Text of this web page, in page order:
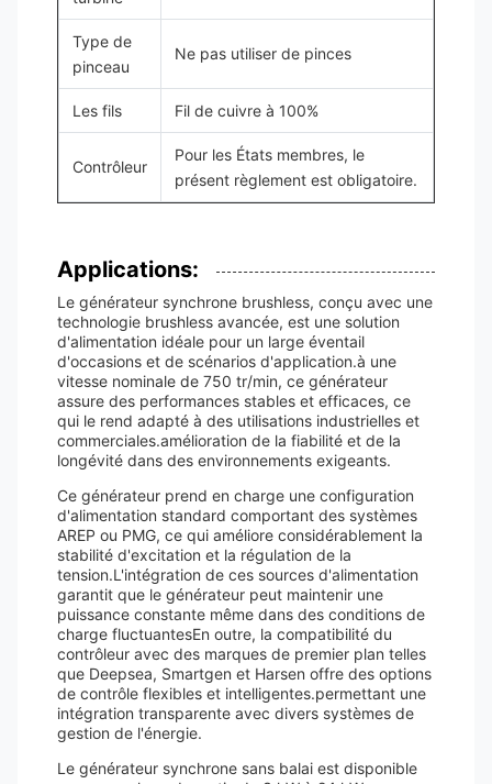
Type de
pinceau
Ne pas utiliser de pinces
Les fils Fil de cuivre à 100%
Contrôleur
Pour les États membres, le
présent règlement est obligatoire.
Applications:
Le générateur synchrone brushless, conçu avec une
technologie brushless avancée, est une solution
d'alimentation idéale pour un large éventail
d'occasions et de scénarios d'application.à une
vitesse nominale de 750 tr/min, ce générateur
assure des performances stables et efficaces, ce
qui le rend adapté à des utilisations industrielles et
commerciales.amélioration de la fiabilité et de la
longévité dans des environnements exigeants.
Ce générateur prend en charge une configuration
d'alimentation standard comportant des systèmes
AREP ou PMG, ce qui améliore considérablement la
stabilité d'excitation et la régulation de la
tension.L'intégration de ces sources d'alimentation
garantit que le générateur peut maintenir une
puissance constante même dans des conditions de
charge fluctuantesEn outre, la compatibilité du
contrôleur avec des marques de premier plan telles
que Deepsea, Smartgen et Harsen offre des options
de contrôle flexibles et intelligentes.permettant une
intégration transparente avec divers systèmes de
gestion de l'énergie.
Le générateur synchrone sans balai est disponible